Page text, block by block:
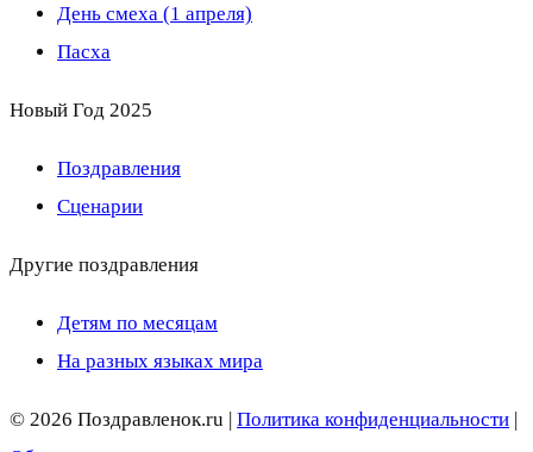
День смеха (1 апреля)
Пасха
Новый Год 2025
Поздравления
Сценарии
Другие поздравления
Детям по месяцам
На разных языках мира
© 2026 Поздравленок.ru | Политика конфиденциальности |